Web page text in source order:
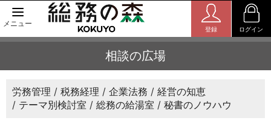
メニュー
登録 ログイン
相談の広場
労務管理 税務経理 企業法務
経営の知恵
テーマ別検討室
総務の給湯室 秘書のノウハウ